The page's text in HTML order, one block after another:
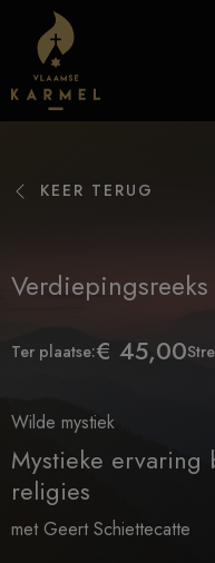
Skip to content
KEER TERUG
Ter plaatse:€ 45,00
Wilde mystiek
Mystieke
religies
met Geert Schiettecatte